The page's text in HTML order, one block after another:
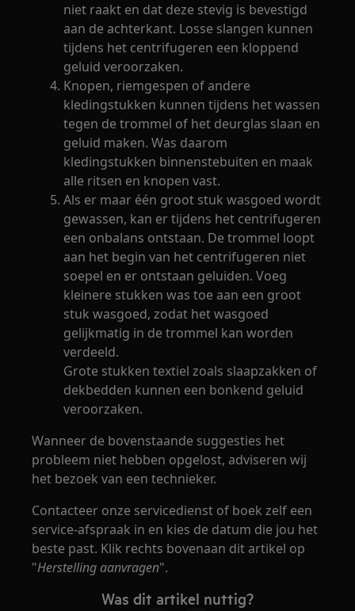
niet raakt en dat deze stevig is bevestigd
aan de achterkant. Losse slangen kunnen
tijdens het centrifugeren een kloppend
geluid veroorzaken.
Knopen, riemgespen of andere
kledingstukken kunnen tijdens het wassen
tegen de trommel of het deurglas slaan en
geluid maken. Was daarom
kledingstukken binnenstebuiten en maak
alle ritsen en knopen vast.
Als er maar één groot stuk wasgoed wordt
gewassen, kan er tijdens het centrifugeren
een onbalans ontstaan. De trommel loopt
aan het begin van het centrifugeren niet
soepel en er ontstaan geluiden. Voeg
kleinere stukken was toe aan een groot
stuk wasgoed, zodat het wasgoed
gelijkmatig in de trommel kan worden
verdeeld.
Grote stukken textiel zoals slaapzakken of
dekbedden kunnen een bonkend geluid
veroorzaken.
Wanneer de bovenstaande suggesties het
probleem niet hebben opgelost, adviseren wij
het bezoek van een technieker.
Contacteer onze servicedienst of boek zelf een
service-afspraak in en kies de datum die jou het
beste past. Klik rechts bovenaan dit artikel op
"Herstelling aanvragen".
Was dit artikel nuttig?